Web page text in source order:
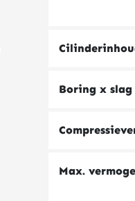
Boring x slag
Max.